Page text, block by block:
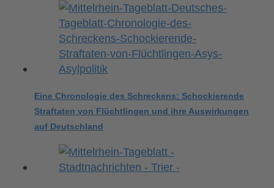
Eine Chronologie des Schreckens: Schockierende
Straftaten von Flüchtlingen und ihre Auswirkungen
auf Deutschland